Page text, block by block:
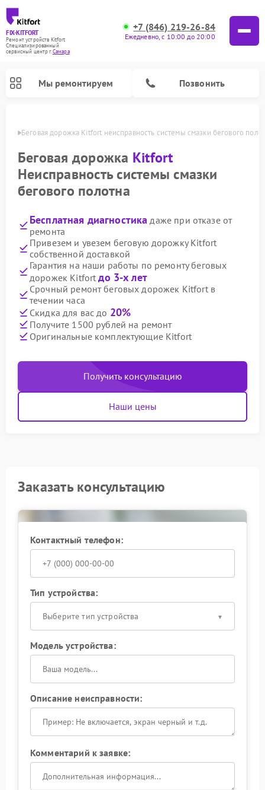
FIX-KITFORT
Ремонт устройств Kitfort
Специализированный
cервисный центр г.Самара
+7 (846) 219-26-84
Ежедневно, с 10:00 до 20:00
Мы ремонтируем Позвонить
Беговая дорожка Kitfort неисправность системы смазки бегового
Беговая дорожка Kitfort
Неисправность системы смазки
бегового полотна
Бесплатная диагностика даже при отказе от
ремонта
Привезем и увезем беговую дорожку Kitfort
собственной доставкой
Гарантия на наши работы по ремонту беговых
дорожек Kitfortдо 3-х лет
Срочный ремонт беговых дорожек Kitfort в
течении часа
Скидка для вас до 20%
Получите 1500 рублей на ремонт
Оригинальные комплектующие Kitfort
Получить консультацию
Наши цены
Заказать консультацию
Контактный телефон:
Тип устройства:
Выберите тип устройства
Модель устройства:
Описание неисправности:
Комментарий к заявке: